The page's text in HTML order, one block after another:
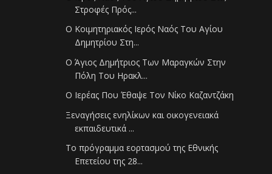
Στροφές Πρός...
Ο Κοιμητηριακός Ιερός Ναός Του Αγίου
Δημητρίου Στη...
Ο Άγιος Δημήτριος Των Μαραγκών Στην
Πόλη Του Ηρακλ...
Ο Ιερέας Που Έθαψε Τον Νίκο Καζαντζάκη
Ξεναγήσεις ενηλίκων και οικογενειακά
εκπαιδευτικά ...
Το πρόγραμμα εορτασμού της Εθνικής
Επετείου της 28...